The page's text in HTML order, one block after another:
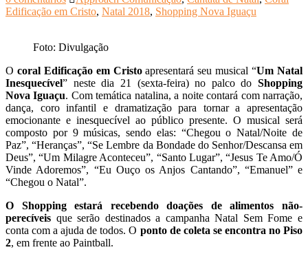
Edificação em Cristo, Natal 2018, Shopping Nova Iguaçu
Foto: Divulgação
O coral Edificação em Cristoapresentará seu musical “Um Natal
Inesquecível” neste dia 21 (sexta-feira) no palco do Shopping
Nova Iguaçu. Com temática natalina, a noite contará com narração,
dança, coro infantil e dramatização para tornar a apresentação
emocionante e inesquecível ao público presente. O musical será
composto por 9 músicas, sendo elas: “Chegou o Natal/Noite de
Paz”, “Heranças”, “Se Lembre da Bondade do Senhor/Descansa em
Deus”, “Um Milagre Aconteceu”, “Santo Lugar”, “Jesus Te Amo/Ó
Vinde Adoremos”, “Eu Ouço os Anjos Cantando”, “Emanuel” e
“Chegou o Natal”.
O Shopping estará recebendo doações de alimentos não-
perecíveis que serão destinados a campanha Natal Sem Fome e
conta com a ajuda de todos. O ponto de coleta se encontra no Piso
2, em frente ao Paintball.